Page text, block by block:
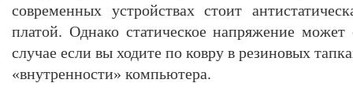
современных устройствах стоит
платой. Однако статическое напряжение
случае если вы ходите по ковру в резиновых
«внутренности» компьютера.